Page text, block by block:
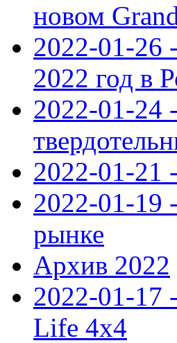
новом
2022-01-26
2022 год в
2022-01-24
2022-01-21
2022-01-19
рынке
Архив 2022
2022-01-17
Life 4x4